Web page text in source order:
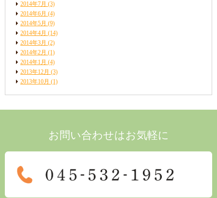
2014年7月 (3)
2014年6月 (4)
2014年5月 (9)
2014年4月 (14)
2014年3月 (2)
2014年2月 (1)
2014年1月 (4)
2013年12月 (3)
2013年10月 (1)
お問い合わせはお気軽に